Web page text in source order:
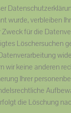
wurde, verbleiben
Zweck für die
Löschersuchen
wir keine anderen
Ihrer
die Löschung